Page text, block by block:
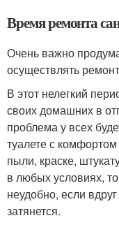
Время ремонта
Очень важно
осуществлять
В этот нелегкий
своих домашних в
проблема у всех
туалете с
пыли, краске,
в любых условиях,
неудобно, если
затянется.